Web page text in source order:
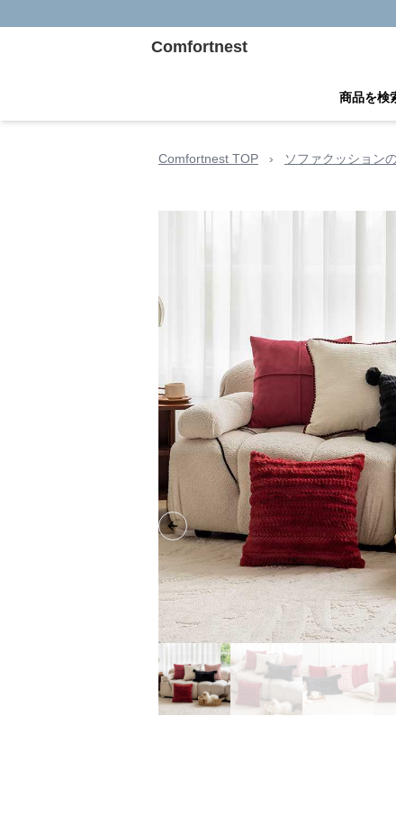
Comfortnest
商品を検
Comfortnest TOP › ソファクッション
Previous slide